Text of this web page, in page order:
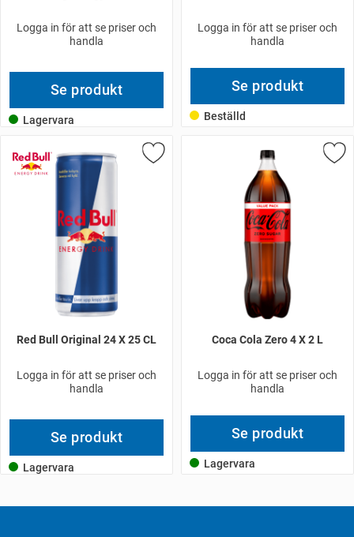
Logga in för att se priser och
handla
Se produkt
Lagervara
Logga in för att se priser och
handla
Se produkt
Beställd
Red Bull Original 24 X 25 CL
Logga in för att se priser och
handla
Se produkt
Lagervara
Coca Cola Zero 4 X 2 L
Logga in för att se priser och
handla
Se produkt
Lagervara